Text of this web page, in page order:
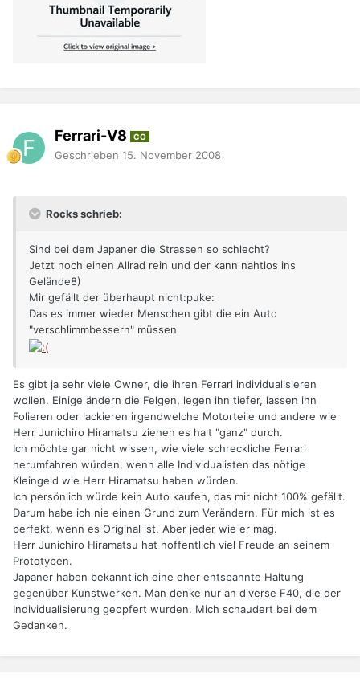
Ferrari-V8 CO
Geschrieben 15. November 2008
Rocks schrieb:
Sind bei dem Japaner die Strassen so schlecht?
Jetzt noch einen Allrad rein und der kann nahtlos ins
Gelände8)
Mir gefällt der überhaupt nicht:puke:
Das es immer wieder Menschen gibt die ein Auto
"verschlimmbessern" müssen
Es gibt ja sehr viele Owner, die ihren Ferrari individualisieren
wollen. Einige ändern die Felgen, legen ihn tiefer, lassen ihn
Folieren oder lackieren irgendwelche Motorteile und andere wie
Herr Junichiro Hiramatsu ziehen es halt "ganz" durch.
Ich möchte gar nicht wissen, wie viele schreckliche Ferrari
herumfahren würden, wenn alle Individualisten das nötige
Kleingeld wie Herr Hiramatsu haben würden.
Ich persönlich würde kein Auto kaufen, das mir nicht 100% gefällt.
Darum habe ich nie einen Grund zum Verändern. Für mich ist es
perfekt, wenn es Original ist. Aber jeder wie er mag.
Herr Junichiro Hiramatsu hat hoffentlich viel Freude an seinem
Prototypen.
Japaner haben bekanntlich eine eher entspannte Haltung
gegenüber Kunstwerken. Man denke nur an diverse F40, die der
Individualisierung geopfert wurden. Mich schaudert bei dem
Gedanken.